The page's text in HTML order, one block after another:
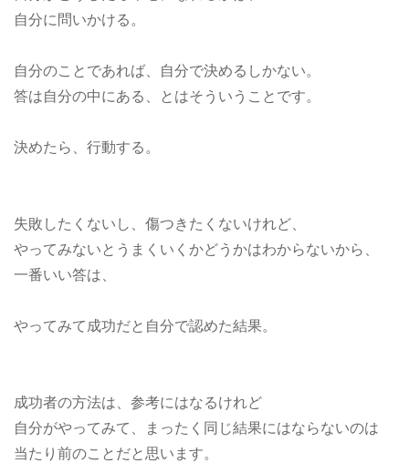
自分に問いかける。
自分のことであれば、自分で決めるしかない。
答は自分の中にある、とはそういうことです。
決めたら、行動する。
失敗したくないし、傷つきたくないけれど、
やってみないとうまくいくかどうかはわからないから、
一番いい答は、
やってみて成功だと自分で認めた結果。
成功者の方法は、参考にはなるけれど
自分がやってみて、まったく同じ結果にはならないのは
当たり前のことだと思います。